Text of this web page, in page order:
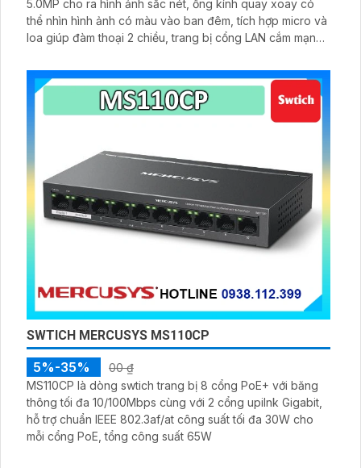
5.0MP cho ra hình ảnh sắc nét, ống kính quay xoay có
thể nhìn hình ảnh có màu vào ban đêm, tích hợp micro và
loa giúp đàm thoại 2 chiều, trang bị cổng LAN cắm mạng
SWTICH MERCUSYS MS110CP
5%-35%
00 ₫
MS110CP là dòng swtich trang bị 8 cổng PoE+ với băng
thông tối đa 10/100Mbps cùng với 2 cổng upilnk Gigabit,
hỗ trợ chuẩn IEEE 802.3af/at công suất tối đa 30W cho
mỗi cổng PoE, tổng công suất 65W